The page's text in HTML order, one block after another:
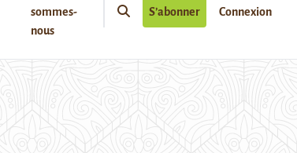
sommes-
nous
S’abonner Connexion